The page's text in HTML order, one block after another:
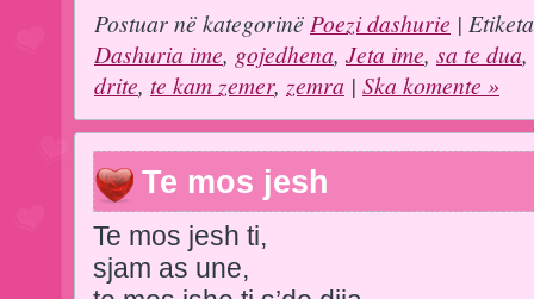
Postuar në kategorinë Poezi dashurie |
Dashuria ime, gojedhena, Jeta ime, sa te dua,
drite, te kam zemer, zemra | Ska komente »
Te mos jesh
Te mos jesh ti,
sjam as une,